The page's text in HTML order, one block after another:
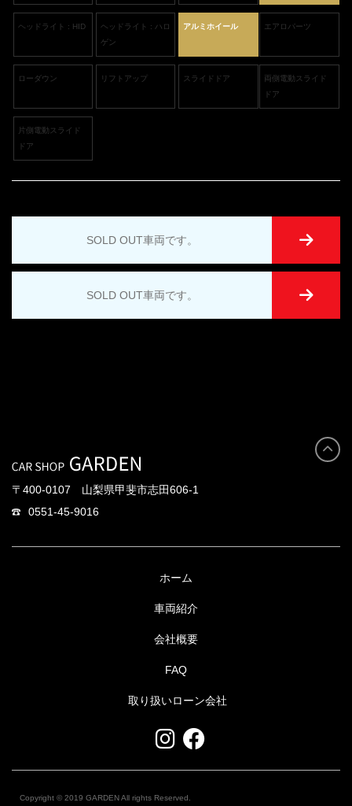
ヘッドライト : HID
ヘッドライト : ハロ
ゲン
アルミホイール エアロパーツ
ローダウン リフトアップ スライドドア
両側電動スライド
ドア
片側電動スライド
ドア
SOLD OUT車両です。
SOLD OUT車両です。
〒400-0107 山梨県甲斐市志田606-1
0551-45-9016
ホーム
車両紹介
会社概要
FAQ
取り扱いローン会社
Copyright © 2019 GARDEN All rights Reserved.